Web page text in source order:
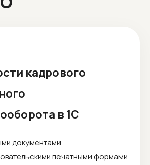
кадрового
в 1С
документами
печатными формами